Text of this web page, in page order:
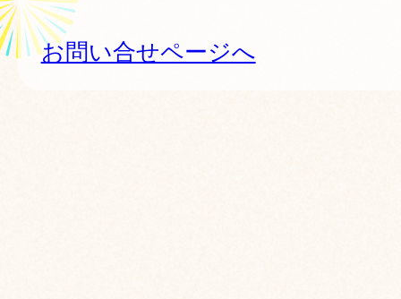
お問い合せページへ